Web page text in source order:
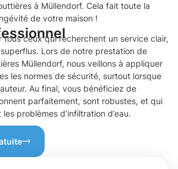
à Müllendorf. Cela fait toute la
de votre maison !
tous ceux qui recherchent un service clair,
Lors de notre prestation de
Müllendorf, nous veillons à appliquer
les normes de sécurité, surtout lorsque
Au final, vous bénéficiez de
parfaitement, sont robustes, et qui
problèmes d’infiltration d’eau.